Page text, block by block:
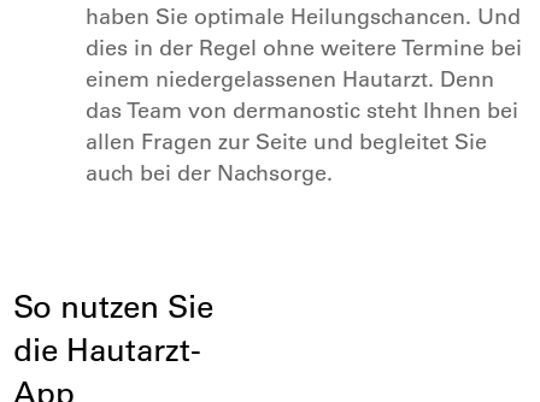
haben Sie optimale Heilungschancen. Und
dies in der Regel ohne weitere Termine bei
einem niedergelassenen Hautarzt. Denn
das Team von dermanostic steht Ihnen bei
allen Fragen zur Seite und begleitet Sie
auch bei der Nachsorge.
So nutzen Sie
die Hautarzt-
App